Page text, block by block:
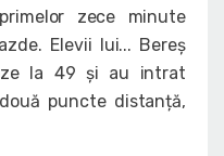
zece minute
Elevii lui... Bereș
la 49 și au intrat
puncte distanță,